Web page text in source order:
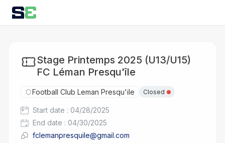
Stage Printemps 2025 (U13/U15)
FC Léman Presqu'île
Football Club Leman Presqu'ile Closed
Start date : 04/28/2025
End date : 04/30/2025
fclemanpresquile@gmail.com